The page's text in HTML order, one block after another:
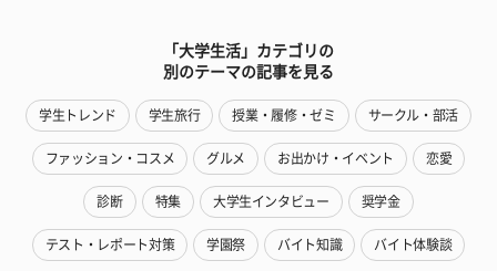
「大学生活」カテゴリの
別のテーマの記事を見る
学生トレンド 学生旅行 授業・履修・ゼミ サークル・部活
ファッション・コスメ グルメ お出かけ・イベント 恋愛
診断 特集 大学生インタビュー 奨学金
テスト・レポート対策 学園祭 バイト知識 バイト体験談